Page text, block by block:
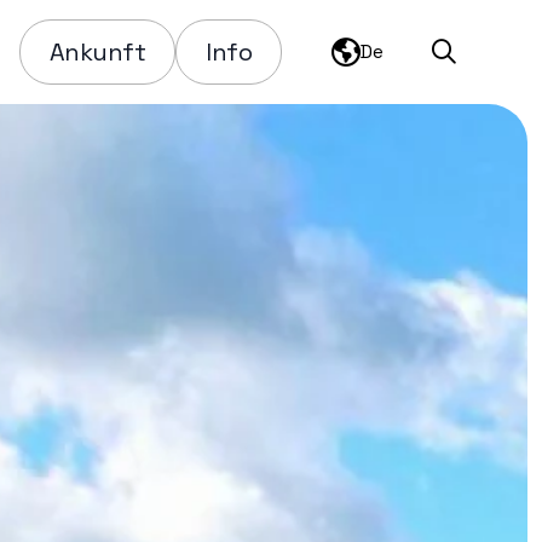
Ankunft Info De Suchen